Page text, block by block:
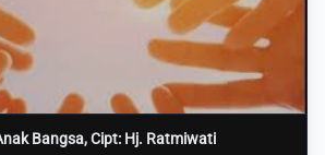
Bangsa, Cipt: Hj. Ratmiwati